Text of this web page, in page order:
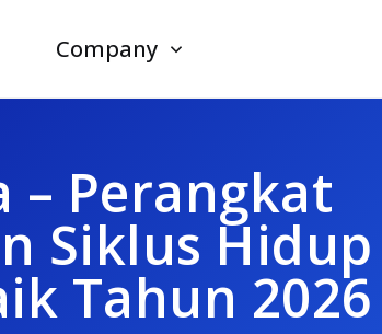
Company
– Perangkat
Siklus Hidup
Tahun 2026